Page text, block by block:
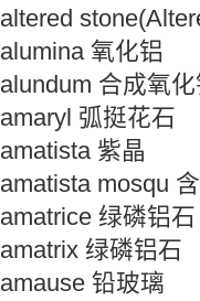
altered
alumina 氧化铝
alundum 合成氧
amaryl 弧挺花石
amatista 紫晶
amatista mosqu
amatrice 绿磷铝石
amatrix 绿磷铝石
amause 铅玻璃